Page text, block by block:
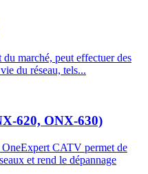
marché, peut effectuer des
du réseau, tels...
620, ONX-630)
OneExpert CATV permet de
et rend le dépannage